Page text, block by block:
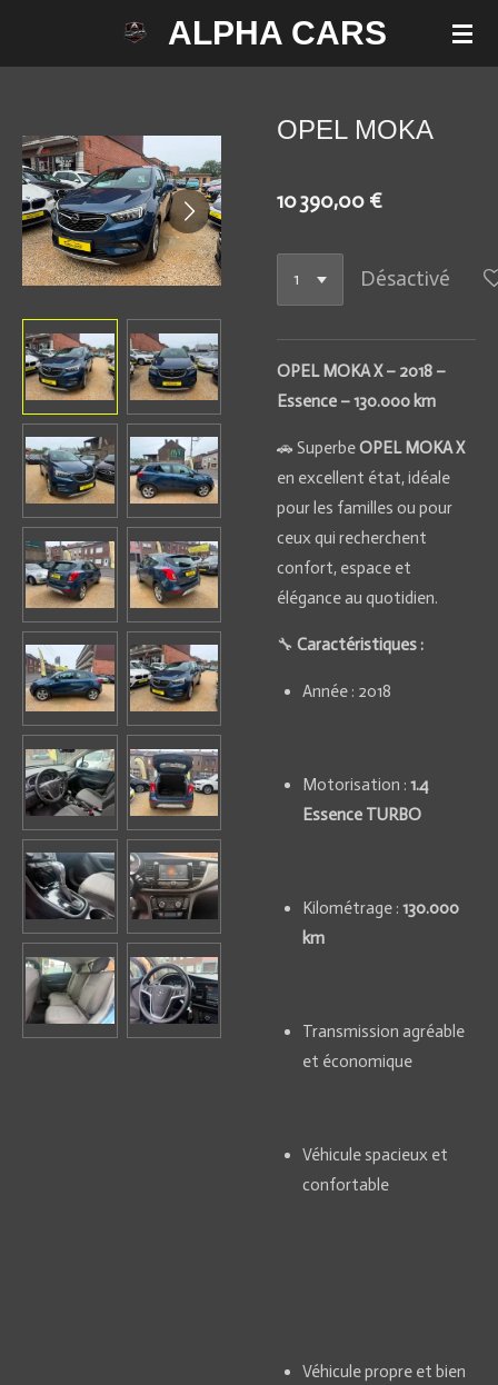
ALPHA CARS
OPEL MOKA
10 390,00 €
Désactivé
OPEL MOKA X – 2018 –
Essence – 130.000 km
🚗 SuperbeOPEL MOKA X
en excellent état, idéale
pour les familles ou pour
ceux qui recherchent
confort, espace et
élégance au quotidien.
🔧 Caractéristiques :
Année : 2018
Motorisation : 1.4
Essence TURBO
Kilométrage : 130.000
km
Transmission agréable
et économique
Véhicule spacieux et
confortable
Véhicule propre et bien